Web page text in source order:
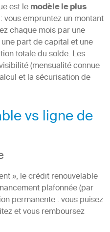
est lemodèle le plus
: vous empruntez un montant
chaque mois par une
part de capital et une
totale du solde. Les
(mensualité connue
et la sécurisation de
vs ligne de
», le crédit renouvelable
plafonnée (par
permanente : vous puisez
et vous remboursez